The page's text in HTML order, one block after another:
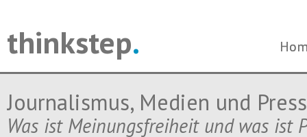
thinkstep.
Journalismus, Medien und
Was ist Meinungsfreiheit und was ist